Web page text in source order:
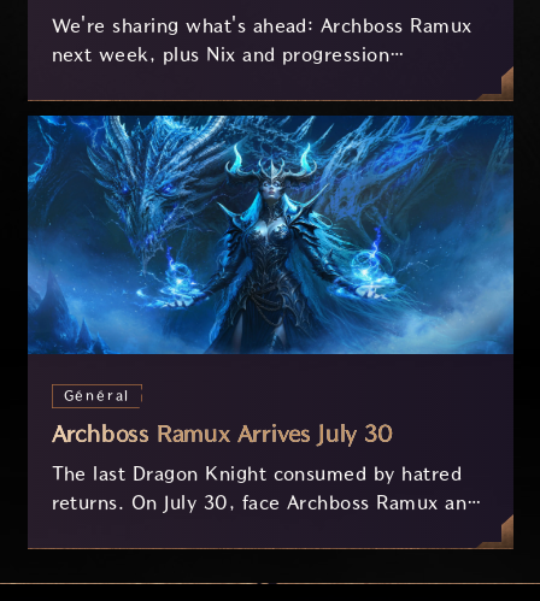
We're sharing what's ahead: Archboss Ramux
next week, plus Nix and progression
on your feedback.
Général
Archboss Ramux Arrives July 30
The last Dragon Knight consumed by hatred
returns. On July 30, face Archboss Ramux and
key combat mechanics, the Ballista, and the